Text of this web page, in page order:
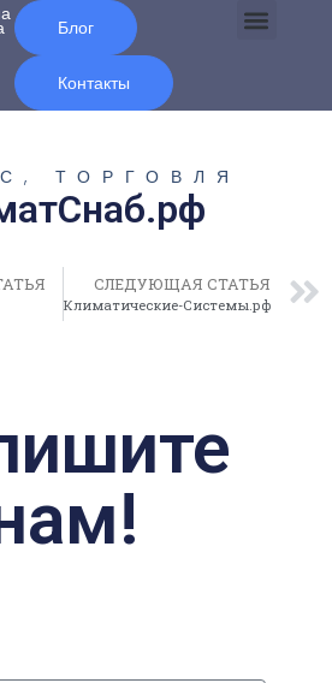
Блог
Контакты
ТОРГОВЛЯ
СЛЕДУЮЩАЯ СТАТЬЯ
Климатические-Системы.рф